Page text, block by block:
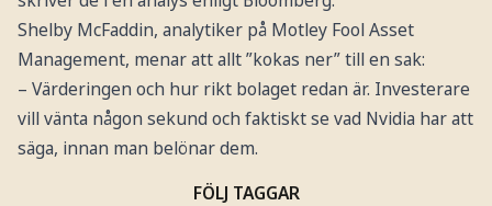
Shelby McFaddin, analytiker på Motley Fool Asset
Management, menar att allt ”kokas ner” till en sak:
– Värderingen och hur rikt bolaget redan är. Investerare
vill vänta någon sekund och faktiskt se vad Nvidia har att
säga, innan man belönar dem.
FÖLJ TAGGAR